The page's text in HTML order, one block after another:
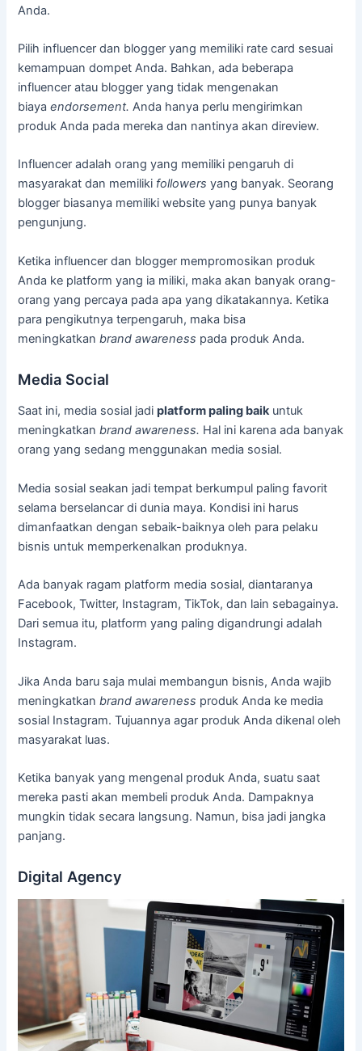
Anda.
Pilih influencer dan blogger yang memiliki rate card sesuai
kemampuan dompet Anda. Bahkan, ada beberapa
influencer atau blogger yang tidak mengenakan
biayaendorsement.Anda hanya perlu mengirimkan
produk Anda pada mereka dan nantinya akan direview.
Influencer adalah orang yang memiliki pengaruh di
masyarakat dan memiliki followers yang banyak. Seorang
blogger biasanya memiliki website yang punya banyak
pengunjung.
Ketika influencer dan blogger mempromosikan produk
Anda ke platform yang ia miliki, maka akan banyak orang-
orang yang percaya pada apa yang dikatakannya. Ketika
para pengikutnya terpengaruh, maka bisa
meningkatkanbrand awareness pada produk Anda.
Media Social
Saat ini, media sosial jadiplatform paling baikuntuk
meningkatkanbrand awareness. Hal ini karena ada banyak
orang yang sedang menggunakan media sosial.
Media sosial seakan jadi tempat berkumpul paling favorit
selama berselancar di dunia maya. Kondisi ini harus
dimanfaatkan dengan sebaik-baiknya oleh para pelaku
bisnis untuk memperkenalkan produknya.
Ada banyak ragam platform media sosial, diantaranya
Facebook, Twitter, Instagram, TikTok, dan lain sebagainya.
Dari semua itu, platform yang paling digandrungi adalah
Instagram.
Jika Anda baru saja mulai membangun bisnis, Anda wajib
meningkatkanbrand awareness produk Anda ke media
sosial Instagram. Tujuannya agar produk Anda dikenal oleh
masyarakat luas.
Ketika banyak yang mengenal produk Anda, suatu saat
mereka pasti akan membeli produk Anda. Dampaknya
mungkin tidak secara langsung. Namun, bisa jadi jangka
panjang.
Digital Agency